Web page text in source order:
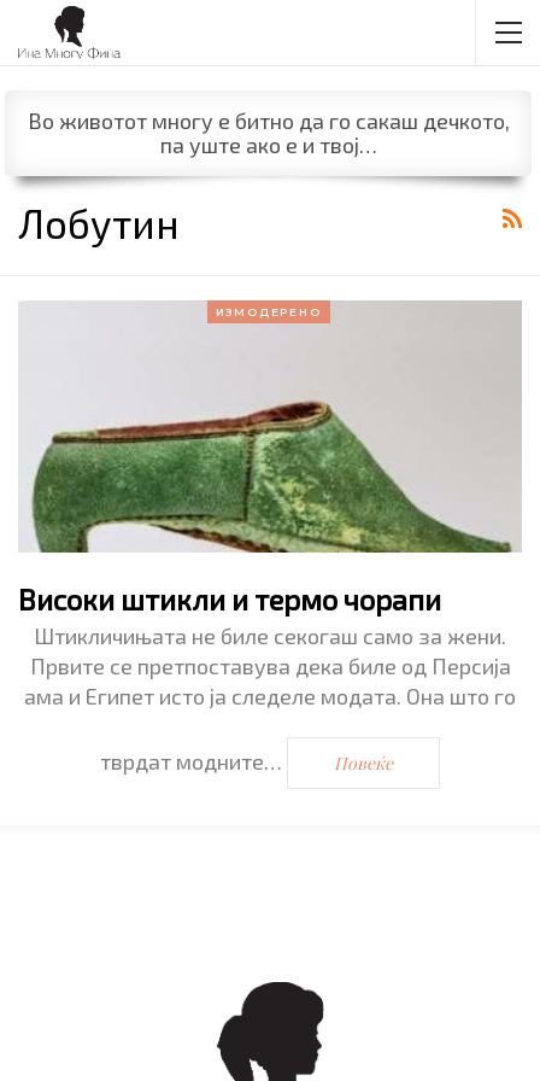
Во животот многу е битно да го сакаш дечкото,
па уште ако е и твој…
Лобутин
ИЗМОДЕРЕНО
Високи штикли и термо чорапи
Штикличињата не биле секогаш само за жени.
Првите се претпоставува дека биле од Персија
ама и Египет исто ја следеле модата. Она што го
тврдат модните… Повеќе